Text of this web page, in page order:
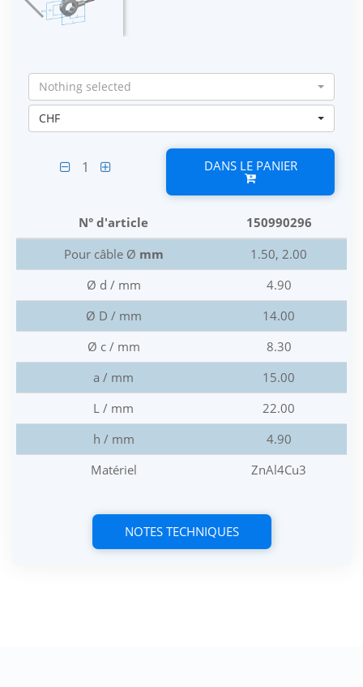
Nothing selected
CHF
1 DANS LE PANIER
N° d'article
150990296
Pour câble Ø mm
1.50, 2.00
Ø d / mm
4.90
Ø D / mm
14.00
Ø c / mm
8.30
a / mm
15.00
L / mm
22.00
h / mm
4.90
Matériel
ZnAl4Cu3
NOTES TECHNIQUES